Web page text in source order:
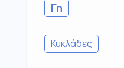
Γη
Κυκλάδες